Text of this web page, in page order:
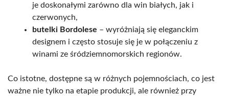
je doskonałymi zarówno dla win białych, jak i
czerwonych,
butelki Bordolese – wyróżniają się eleganckim
designem i często stosuje się je w połączeniu z
winami ze śródziemnomorskich regionów.
Co istotne, dostępne są w różnych pojemnościach, co jest
ważne nie tylko na etapie produkcji, ale również przy